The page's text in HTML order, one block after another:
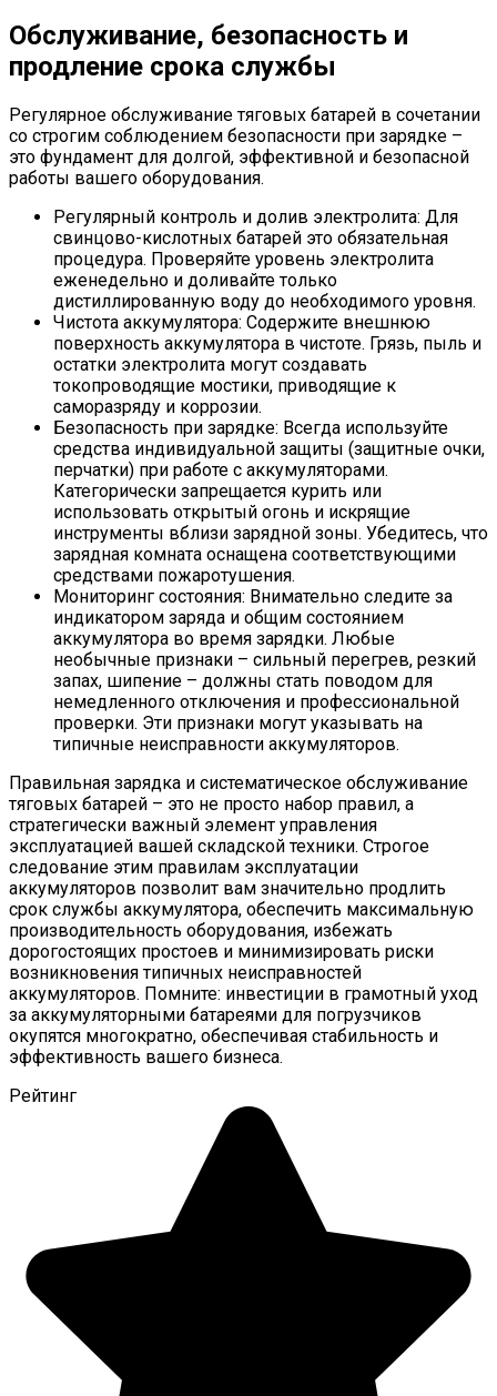
Обслуживание, безопасность и
продление срока службы
Регулярное обслуживание тяговых батарей в сочетании
со строгим соблюдением безопасности при зарядке –
это фундамент для долгой, эффективной и безопасной
работы вашего оборудования.
Регулярный контроль и долив электролита: Для
свинцово-кислотных батарей это обязательная
процедура. Проверяйте уровень электролита
еженедельно и доливайте только
дистиллированную воду до необходимого уровня.
Чистота аккумулятора: Содержите внешнюю
поверхность аккумулятора в чистоте. Грязь, пыль и
остатки электролита могут создавать
токопроводящие мостики, приводящие к
саморазряду и коррозии.
Безопасность при зарядке: Всегда используйте
средства индивидуальной защиты (защитные очки,
перчатки) при работе с аккумуляторами.
Категорически запрещается курить или
использовать открытый огонь и искрящие
инструменты вблизи зарядной зоны. Убедитесь, что
зарядная комната оснащена соответствующими
средствами пожаротушения.
Мониторинг состояния: Внимательно следите за
индикатором заряда и общим состоянием
аккумулятора во время зарядки. Любые
необычные признаки – сильный перегрев, резкий
запах, шипение – должны стать поводом для
немедленного отключения и профессиональной
проверки. Эти признаки могут указывать на
типичные неисправности аккумуляторов.
Правильная зарядка и систематическое обслуживание
тяговых батарей – это не просто набор правил, а
стратегически важный элемент управления
эксплуатацией вашей складской техники. Строгое
следование этим правилам эксплуатации
аккумуляторов позволит вам значительно продлить
срок службы аккумулятора, обеспечить максимальную
производительность оборудования, избежать
дорогостоящих простоев и минимизировать риски
возникновения типичных неисправностей
аккумуляторов. Помните: инвестиции в грамотный уход
за аккумуляторными батареями для погрузчиков
окупятся многократно, обеспечивая стабильность и
эффективность вашего бизнеса.
Рейтинг